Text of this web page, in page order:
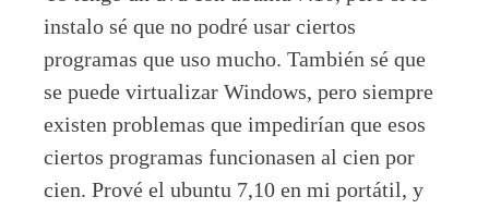
instalo sé que no podré usar ciertos
programas que uso mucho. También sé que
se puede virtualizar Windows, pero siempre
existen problemas que impedirían que esos
ciertos programas funcionasen al cien por
cien. Prové el ubuntu 7,10 en mi portátil, y